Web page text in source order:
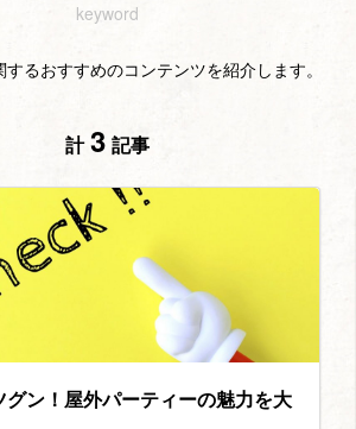
keyword
するおすすめのコンテンツを紹介します。
計 3 記事
グン！屋外パーティーの魅力を大